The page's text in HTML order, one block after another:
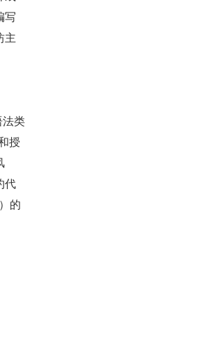
写
主
类
授
代
的